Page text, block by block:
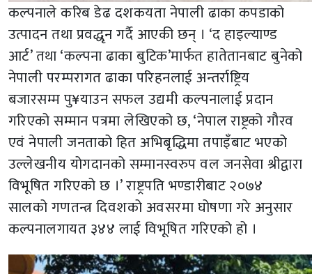
कल्पनाले करिब डेढ दशकयता नेपाली ढाका कपडाको
उत्पादन तथा प्रवद्धृन गर्दै आएकी छन् । ‘द हाइल्याण्ड
आर्ट’ तथा ‘कल्पना ढाका बुटिक’मार्फत हातेतानबाट बुनेको
नेपाली परम्परागत ढाका परिहनलाई अन्तर्राष्ट्रिय
बजारसम्म पु¥याउन सफल उद्यमी कल्पनालाई प्रदान
गरिएको सम्मान पत्रमा लेखिएको छ, ‘नेपाल राष्ट्रको गौरव
एवं नेपाली जनताको हित अभिबृद्धिमा तपाइँबाट भएको
उल्लेखनीय योगदानको सम्मानस्वरुप वल जनसेवा श्रीद्वारा
विभूषित गरिएको छ ।’ राष्ट्रपति भण्डारीबाट २०७४
सालको गणतन्त्र दिवशको अवसरमा घोषणा गरे अनुसार
कल्पनालगायत ३४४ लाई विभूषित गरिएको हो ।